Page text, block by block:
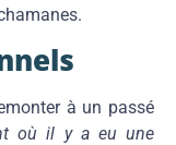
à un passé
où il y a eu une